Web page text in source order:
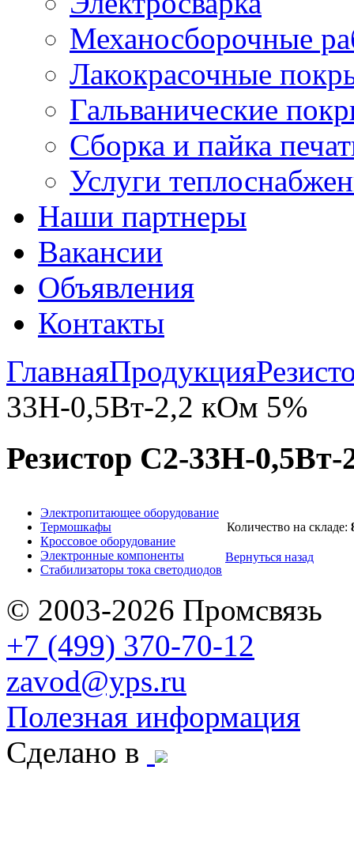
Механосборочные
Лакокрасочные
Гальванические
Сборка и пайка
Услуги
Наши партнеры
Вакансии
Объявления
Контакты
ГлавнаяПродукция
33Н-0,5Вт-2,2 кОм 5%
Резистор С2-33Н-
Электропитающее оборудование
Термошкафы
Кроссовое оборудование
Электронные компоненты
Стабилизаторы тока светодиодов
Количество на складе:
Вернуться назад
© 2003-2026 Промсвязь
+7 (499) 370-70-12
zavod@yps.ru
Полезная информация
Сделано в